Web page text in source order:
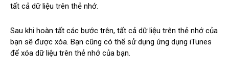
tất cả dữ liệu trên thẻ nhớ.
Sau khi hoàn tất các bước trên, tất cả dữ liệu trên thẻ nhớ của
bạn sẽ được xóa. Bạn cũng có thể sử dụng ứng dụng iTunes
để xóa dữ liệu trên thẻ nhớ của bạn.